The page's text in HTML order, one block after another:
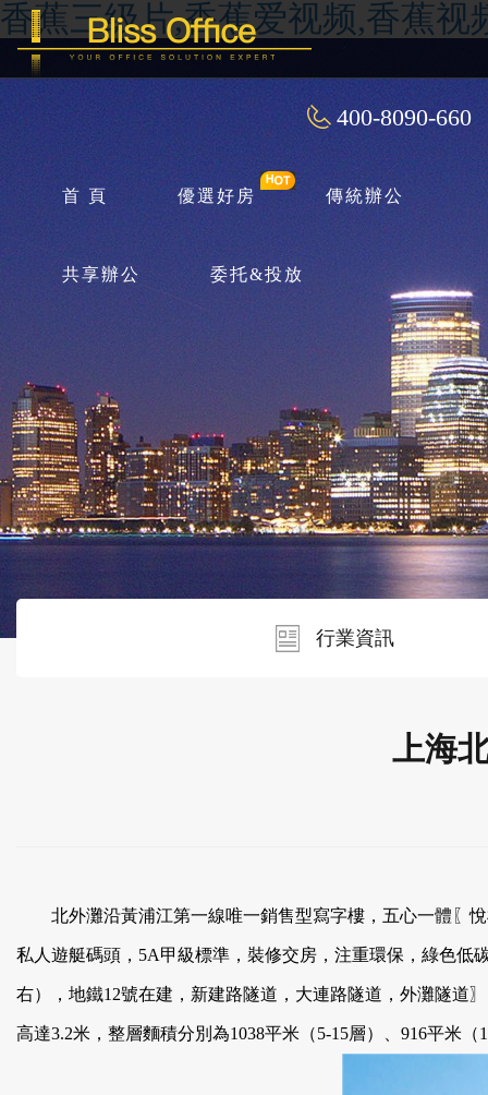
香蕉三级片,香蕉爱视频,香蕉视
400-8090-660
首 頁 優選好房 傳統辦公
共享辦公 委托&投放
行業資訊
上海
北外灘沿黃浦江第一線唯一銷售型寫字樓，五心一體〖悅榕
私人遊艇碼頭，5A甲級標準，裝修交房，注重環保，綠色
右），地鐵12號在建，新建路隧道，大連路隧道，外灘隧道
高達3.2米，整層麵積分別為1038平米（5-15層）、916平米